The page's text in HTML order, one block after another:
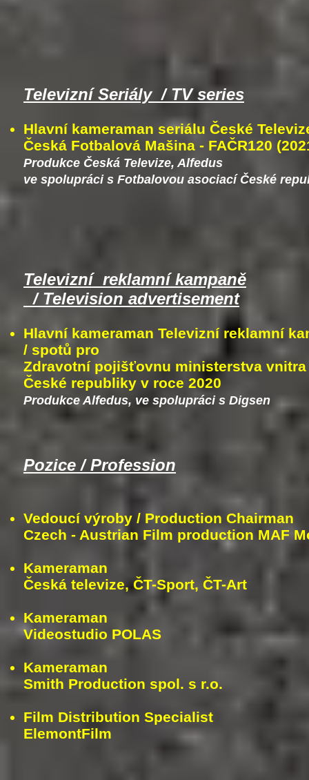
Televizní Seriály / TV series
Hlavní kameraman seriálu České
Česká Fotbalová Mašina - FAČR120
Produkce Česká Televize, Alfedus
ve spolupráci s Fotbalovou asociací České
Televizní reklamní kampaně
/ Television advertisement
Hlavní kameraman Televizní reklamní
/ spotů pro
Zdravotní pojišťovnu ministerstva vnitra
České republiky v roce 2020
Produkce Alfedus, ve spolupráci s Digsen
Pozice / Profession
Vedoucí výroby / Production Chairman
Czech - Austrian Film production MAF
Kameraman
Česká televize, ČT-Sport, ČT-Art
Kameraman
Videostudio POLAS
Kameraman
Smith Production spol. s r.o.
Film Distribution Specialist
ElemontFilm